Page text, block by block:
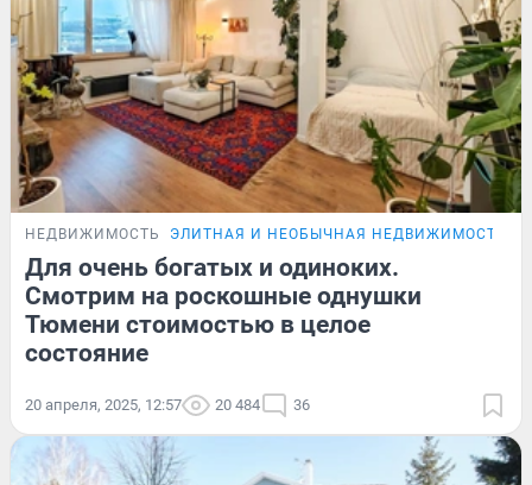
НЕДВИЖИМОСТЬ ЭЛИТНАЯ И НЕОБЫЧНАЯ НЕДВИЖИМОСТЬ
Для очень богатых и одиноких.
Смотрим на роскошные однушки
Тюмени стоимостью в целое
состояние
20 апреля, 2025, 12:57 20 484 36